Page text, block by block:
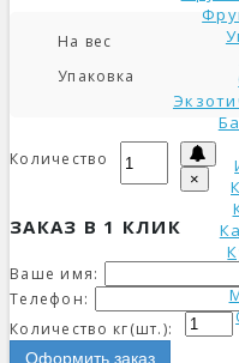
На вес
Упаковка
Количество
×
ЗАКАЗ В 1 КЛИК
Ваше имя:
Телефон:
Количество кг(шт.):
Оформить заказ